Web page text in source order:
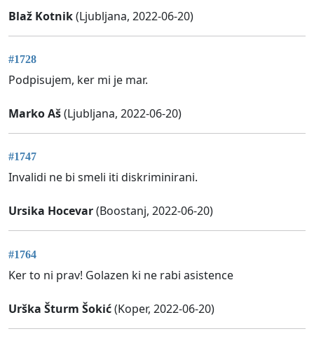
Blaž Kotnik(Ljubljana, 2022-06-20)
#1728
Podpisujem, ker mi je mar.
Marko Aš(Ljubljana, 2022-06-20)
#1747
Invalidi ne bi smeli iti diskriminirani.
Ursika Hocevar(Boostanj, 2022-06-20)
#1764
Ker to ni prav! Golazen ki ne rabi asistence
Urška Šturm Šokić(Koper, 2022-06-20)